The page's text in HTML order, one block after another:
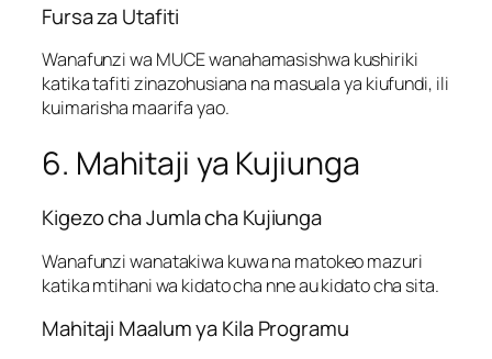
Fursa za Utafiti
Wanafunzi wa MUCE wanahamasishwa kushiriki
katika tafiti zinazohusiana na masuala ya kiufundi, ili
kuimarisha maarifa yao.
6. Mahitaji ya Kujiunga
Kigezo cha Jumla cha Kujiunga
Wanafunzi wanatakiwa kuwa na matokeo mazuri
katika mtihani wa kidato cha nne au kidato cha sita.
Mahitaji Maalum ya Kila Programu